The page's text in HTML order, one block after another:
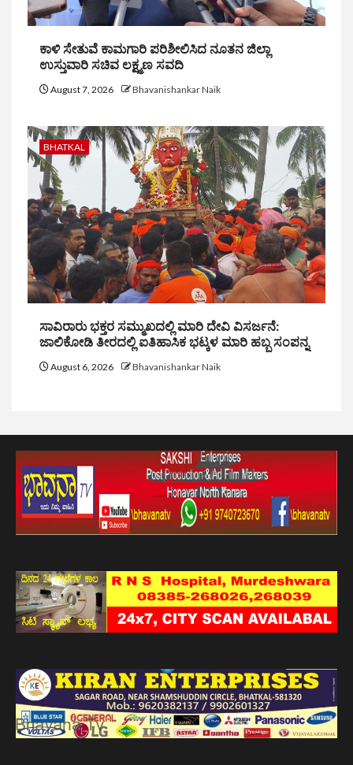
ಕಾಳಿ ಸೇತುವೆ ಕಾಮಗಾರಿ ಪರಿಶೀಲಿಸಿದ ನೂತನ ಜಿಲ್ಲಾ
ಉಸ್ತುವಾರಿ ಸಚಿವ ಲಕ್ಷ್ಮಣ ಸವದಿ
August 7, 2026 Bhavanishankar Naik
BHATKAL
ಸಾವಿರಾರು ಭಕ್ತರ ಸಮ್ಮುಖದಲ್ಲಿ ಮಾರಿ ದೇವಿ ವಿಸರ್ಜನೆ:
ಜಾಲಿಕೋಡಿ ತೀರದಲ್ಲಿ ಐತಿಹಾಸಿಕ ಭಟ್ಕಳ ಮಾರಿ ಹಬ್ಬ ಸಂಪನ್ನ
August 6, 2026 Bhavanishankar Naik